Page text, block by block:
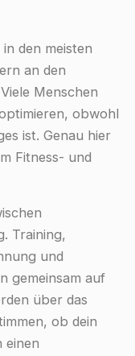
den meisten
an den
Menschen
obwohl
ist. Genau hier
Fitness- und
Training,
und
gemeinsam auf
über das
ob dein
einen